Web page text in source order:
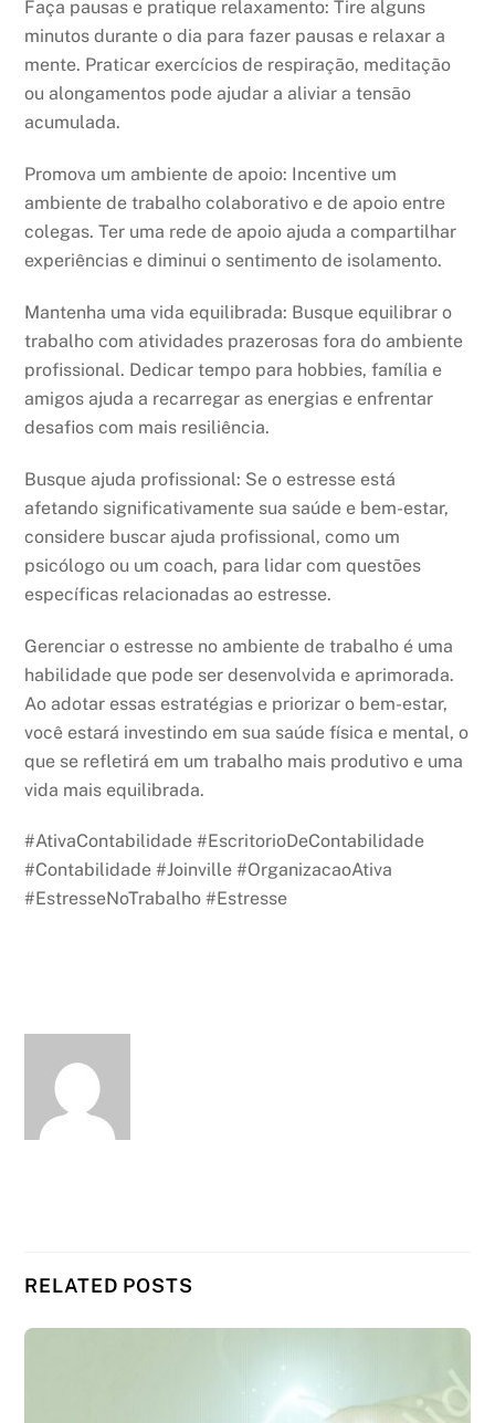
Faça pausas e pratique relaxamento: Tire alguns
minutos durante o dia para fazer pausas e relaxar a
mente. Praticar exercícios de respiração, meditação
ou alongamentos pode ajudar a aliviar a tensão
acumulada.
Promova um ambiente de apoio: Incentive um
ambiente de trabalho colaborativo e de apoio entre
colegas. Ter uma rede de apoio ajuda a compartilhar
experiências e diminui o sentimento de isolamento.
Mantenha uma vida equilibrada: Busque equilibrar o
trabalho com atividades prazerosas fora do ambiente
profissional. Dedicar tempo para hobbies, família e
amigos ajuda a recarregar as energias e enfrentar
desafios com mais resiliência.
Busque ajuda profissional: Se o estresse está
afetando significativamente sua saúde e bem-estar,
considere buscar ajuda profissional, como um
psicólogo ou um coach, para lidar com questões
específicas relacionadas ao estresse.
Gerenciar o estresse no ambiente de trabalho é uma
habilidade que pode ser desenvolvida e aprimorada.
Ao adotar essas estratégias e priorizar o bem-estar,
você estará investindo em sua saúde física e mental, o
que se refletirá em um trabalho mais produtivo e uma
vida mais equilibrada.
#AtivaContabilidade #EscritorioDeContabilidade
#Contabilidade #Joinville #OrganizacaoAtiva
#EstresseNoTrabalho #Estresse
RELATED POSTS